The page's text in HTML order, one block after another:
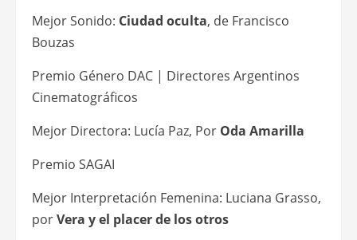
Mejor Sonido: Ciudad oculta, de Francisco
Bouzas
Premio Género DAC | Directores Argentinos
Cinematográficos
Mejor Directora: Lucía Paz, Por Oda Amarilla
Premio SAGAI
Mejor Interpretación Femenina: Luciana Grasso,
porVera y el placer de los otros